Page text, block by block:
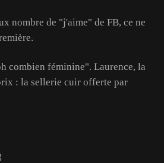
nombre de "j'aime" de FB, ce ne
combien féminine". Laurence, la
: la sellerie cuir offerte par